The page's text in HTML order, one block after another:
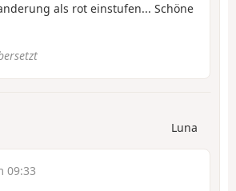
als rot einstufen... Schöne
Luna
09:33